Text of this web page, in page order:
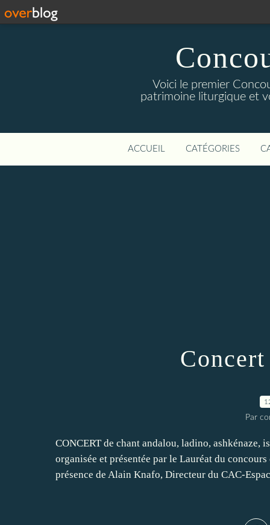
Voici le premier
patrimoine liturgique et
ACCUEIL CATÉGORIES
Par
CONCERT de chant andalou, ladino, ashkénaze,
organisée et présentée par le Lauréat du
présence de Alain Knafo, Directeur du CAC-